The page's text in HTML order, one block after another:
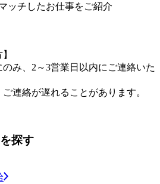
ッチしたお仕事をご紹介
み、2～3営業日以内にご連絡いた
連絡が遅れることがあります。
探す